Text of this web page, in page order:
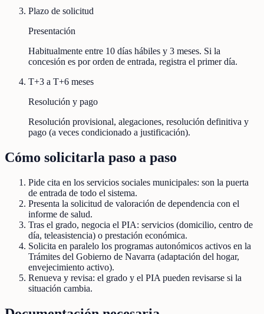
Plazo de solicitud
Presentación
Habitualmente entre 10 días hábiles y 3 meses. Si la
concesión es por orden de entrada, registra el primer día.
T+3 a T+6 meses
Resolución y pago
Resolución provisional, alegaciones, resolución definitiva y
pago (a veces condicionado a justificación).
Cómo solicitarla paso a paso
Pide cita en los servicios sociales municipales: son la puerta
de entrada de todo el sistema.
Presenta la solicitud de valoración de dependencia con el
informe de salud.
Tras el grado, negocia el PIA: servicios (domicilio, centro de
día, teleasistencia) o prestación económica.
Solicita en paralelo los programas autonómicos activos en la
Trámites del Gobierno de Navarra (adaptación del hogar,
envejecimiento activo).
Renueva y revisa: el grado y el PIA pueden revisarse si la
situación cambia.